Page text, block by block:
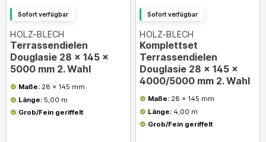
Sofort verfügbar
HOLZ-BLECH
Terrassendielen
Douglasie 28 x 145 x
5000 mm 2. Wahl
Maße:28 x 145 mm
Länge:5,00 m
Grob/Fein geriffelt
Sofort verfügbar
HOLZ-BLECH
Komplettset
Terrassendielen
Douglasie 28 x 145 x
4000/5000 mm 2. Wahl
Maße:28 x 145 mm
Länge:4,00 m
Grob/Fein geriffelt